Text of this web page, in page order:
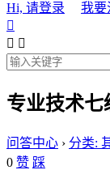
Hi, 请登录 我要

 
专业技术七
问答中心 › 分类:
0 赞 踩